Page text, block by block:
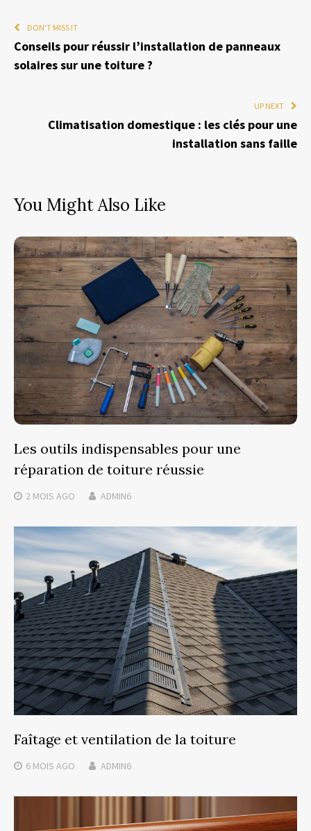
DON'T MISS IT
Conseils pour réussir l’installation de panneaux
solaires sur une toiture ?
UP NEXT
Climatisation domestique : les clés pour une
installation sans faille
You Might Also Like
Les outils indispensables pour une
réparation de toiture réussie
2 MOIS AGO ADMIN6
Faîtage et ventilation de la toiture
6 MOIS AGO ADMIN6